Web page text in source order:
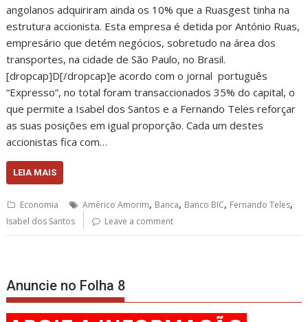
angolanos adquiriram ainda os 10% que a Ruasgest tinha na
estrutura accionista. Esta empresa é detida por António Ruas,
empresário que detém negócios, sobretudo na área dos
transportes, na cidade de São Paulo, no Brasil.
[dropcap]D[/dropcap]e acordo com o jornal português
“Expresso”, no total foram transaccionados 35% do capital, o
que permite a Isabel dos Santos e a Fernando Teles reforçar
as suas posições em igual proporção. Cada um destes
accionistas fica com…
LEIA MAIS
Economia Américo Amorim, Banca, Banco BIC, Fernando Teles,
Isabel dos Santos Leave a comment
Anuncie no Folha 8